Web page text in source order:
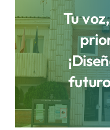
Ayuntamiento
Municipio
Áreas
Sede Electrónica
Tu